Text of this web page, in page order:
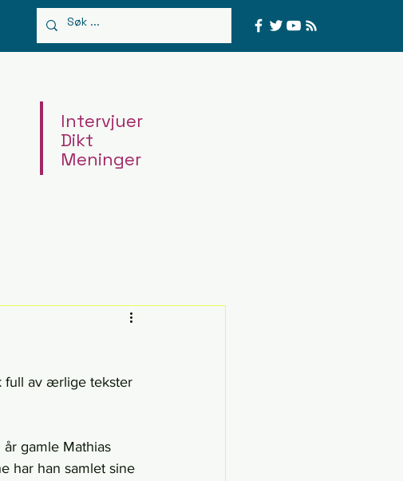
Intervjuer
Dikt
Meninger
full av ærlige tekster
gamle Mathias
har han samlet sine